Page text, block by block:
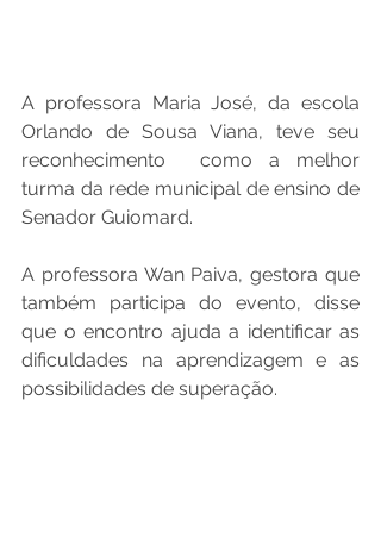
A professora Maria José, da escola
Orlando de Sousa Viana, teve seu
reconhecimento  como a melhor
turma da rede municipal de ensino de
Senador Guiomard.
A professora Wan Paiva, gestora que
também participa do evento, disse
que o encontro ajuda a identificar as
dificuldades na aprendizagem e as
possibilidades de superação.